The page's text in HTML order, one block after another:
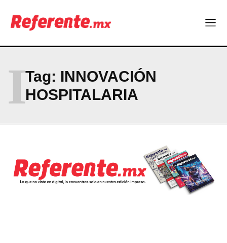
Más escuelas renovadas: fortalecen espacios para el regreso
a clases
Company
ABOUT
PRIVACY POLICY
NEWSLETTER
Tag: INNOVACIÓN
HOSPITALARIA
I